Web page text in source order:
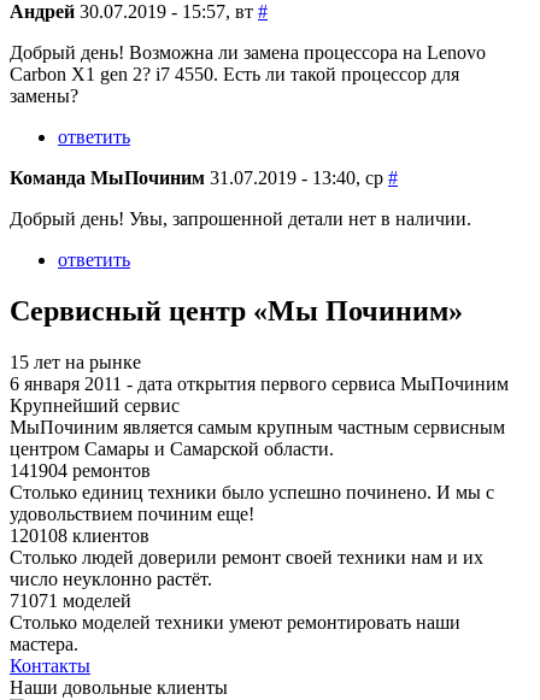
Андрей 30.07.2019 - 15:57, вт #
Добрый день! Возможна ли замена процессора на Lenovo
Carbon X1 gen 2? i7 4550. Есть ли такой процессор для
замены?
ответить
Команда МыПочиним 31.07.2019 - 13:40, ср #
Добрый день! Увы, запрошенной детали нет в наличии.
ответить
Сервисный центр «Мы Починим»
15 лет на рынке
6 января 2011 - дата открытия первого сервиса МыПочиним
Крупнейший сервис
МыПочиним является самым крупным частным сервисным
центром Самары и Самарской области.
141904 ремонтов
Столько единиц техники было успешно починено. И мы с
удовольствием починим еще!
120108 клиентов
Столько людей доверили ремонт своей техники нам и их
число неуклонно растёт.
71071 моделей
Столько моделей техники умеют ремонтировать наши
мастера.
Контакты
Наши довольные клиенты